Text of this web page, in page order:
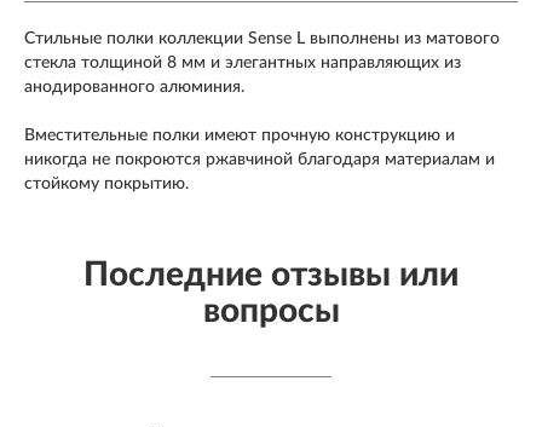
Стильные полки коллекции Sense L выполнены из матового
стекла толщиной 8 мм и элегантных направляющих из
анодированного алюминия.
Вместительные полки имеют прочную конструкцию и
никогда не покроются ржавчиной благодаря материалам и
стойкому покрытию.
Последние отзывы или
вопросы